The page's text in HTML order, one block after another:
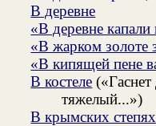
В деревне
«В деревне капали
«В жарком золоте
«В кипящей пене
В костеле
тяжелый...»)
В крымских степях